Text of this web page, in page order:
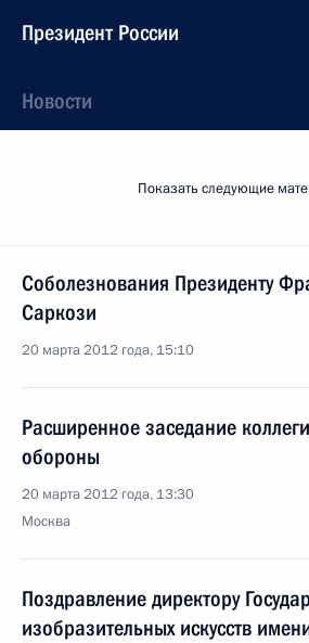
Президент России
Новости
Показать следующие
Соболезнования Президенту
Саркози
20 марта 2012 года, 15:10
Расширенное заседание
обороны
20 марта 2012 года, 13:30
Москва
Поздравление директору
изобразительных искусств